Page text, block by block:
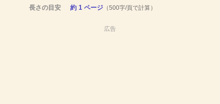
長さの目安
約 1 ページ（500字/頁で計算）
広告